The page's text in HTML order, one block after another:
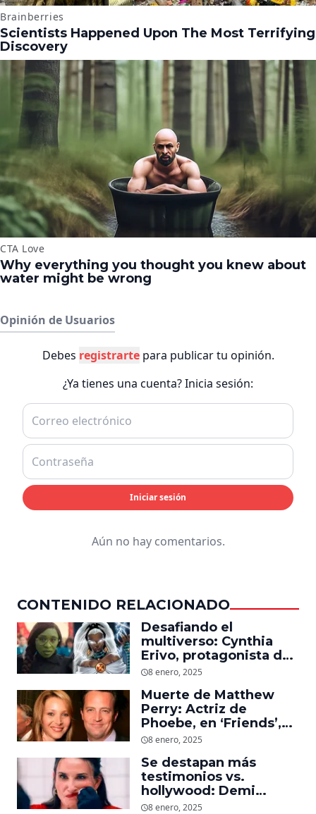
Opinión de Usuarios
Debes registrartepara publicar tu opinión.
¿Ya tienes una cuenta? Inicia sesión:
Iniciar sesión
Aún no hay comentarios.
CONTENIDO RELACIONADO
Desafiando el
multiverso: Cynthia
Erivo, protagonista de
‘Wicked’, quiere ser
8 enero, 2025
Muerte de Matthew
Perry: Actriz de
Phoebe, en ‘Friends’,
descubre un emotivo
dejó
8 enero, 2025
Se destapan más
testimonios vs.
hollywood: Demi
Moore, protagonista de
8 enero, 2025